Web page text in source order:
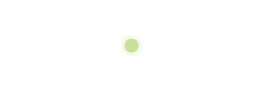
€162.75pro Einheit/Nacht